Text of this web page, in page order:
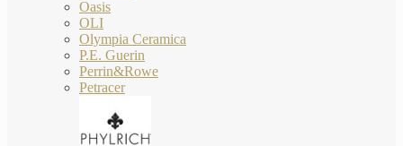
Oasis
OLI
Olympia Ceramica
P.E. Guerin
Perrin&Rowe
Petracer